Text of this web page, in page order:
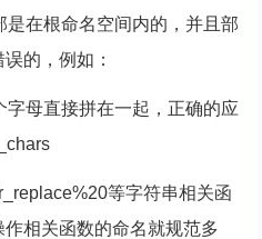
在根命名空间内的，并且部
的，例如：
母直接拼在一起，正确的应
等字符串相关函
相关函数的命名就规范多